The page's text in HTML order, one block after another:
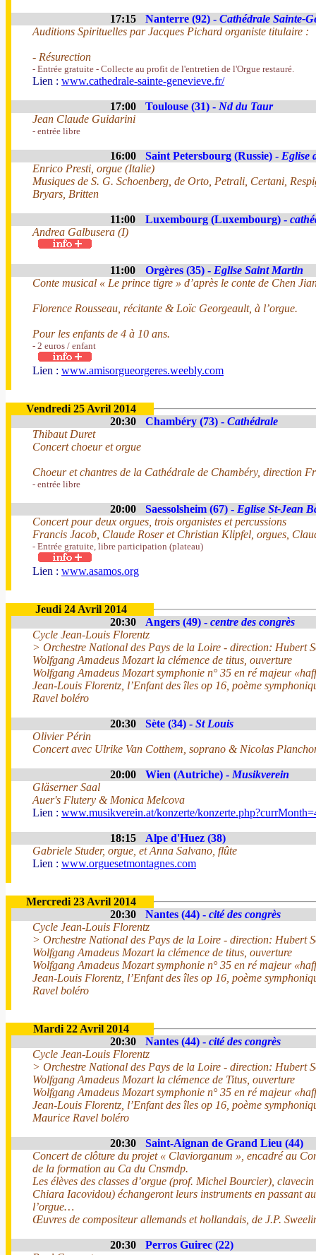
17:15 Nanterre (92) - Cathédrale Sainte-
Auditions Spirituelles par Jacques Pichard organiste titulaire :
- Résurection
- Entrée gratuite - Collecte au profit de l'entretien de l'Orgue restauré.
Lien : www.cathedrale-sainte-genevieve.fr/
17:00 Toulouse (31) - Nd du Taur
Jean Claude Guidarini
- entrée libre
16:00 Saint Petersbourg (Russie) - Eglise
Enrico Presti, orgue (Italie)
Musiques de S. G. Schoenberg, de Orto, Petrali, Certani,
Bryars, Britten
11:00 Luxembourg (Luxembourg) -
Andrea Galbusera (I)
11:00 Orgères (35) - Eglise Saint Martin
Conte musical « Le prince tigre » d’après le conte de Chen
Florence Rousseau, récitante & Loïc Georgeault, à l’orgue.
Pour les enfants de 4 à 10 ans.
- 2 euros / enfant
Lien : www.amisorgueorgeres.weebly.com
Vendredi 25 Avril 2014
20:30
Chambéry (73) - Cathédrale
Thibaut Duret
Concert choeur et orgue
Choeur et chantres de la Cathédrale de Chambéry, direction
- entrée libre
20:00 Saessolsheim (67) - Eglise St-Jean
Concert pour deux orgues, trois organistes et percussions
Francis Jacob, Claude Roser et Christian Klipfel, orgues,
- Entrée gratuite, libre participation (plateau)
Lien : www.asamos.org
Jeudi 24 Avril 2014
20:30
Angers (49) - centre des congrès
Cycle Jean-Louis Florentz
> Orchestre National des Pays de la Loire - direction: Hubert
Wolfgang Amadeus Mozart la clémence de titus, ouverture
Wolfgang Amadeus Mozart symphonie n° 35 en ré majeur
Jean-Louis Florentz, l’Enfant des îles op 16, poème
Ravel boléro
20:30 Sète (34) - St Louis
Olivier Périn
Concert avec Ulrike Van Cotthem, soprano & Nicolas
20:00 Wien (Autriche) - Musikverein
Gläserner Saal
Auer's Flutery & Monica Melcova
Lien : www.musikverein.at/konzerte/
18:15
Alpe d'Huez (38)
Gabriele Studer, orgue, et Anna Salvano, flûte
Lien : www.orguesetmontagnes.com
Mercredi 23 Avril 2014
20:30
Nantes (44) - cité des congrès
Cycle Jean-Louis Florentz
> Orchestre National des Pays de la Loire - direction: Hubert
Wolfgang Amadeus Mozart la clémence de titus, ouverture
Wolfgang Amadeus Mozart symphonie n° 35 en ré majeur
Jean-Louis Florentz, l’Enfant des îles op 16, poème
Ravel boléro
Mardi 22 Avril 2014
20:30
Nantes (44) - cité des congrès
Cycle Jean-Louis Florentz
> Orchestre National des Pays de la Loire - direction: Hubert
Wolfgang Amadeus Mozart la clémence de Titus, ouverture
Wolfgang Amadeus Mozart symphonie n° 35 en ré majeur
Jean-Louis Florentz, l’Enfant des îles op 16, poème
Maurice Ravel boléro
20:30
Saint-Aignan de Grand Lieu (44)
Concert de clôture du projet « Claviorganum », encadré au
de la formation au Ca du Cnsmdp.
Les élèves des classes d’orgue (prof. Michel Bourcier),
Chiara Iacovidou) échangeront leurs instruments en passant
l’orgue…
Œuvres de compositeur allemands et hollandais, de J.P.
20:30
Perros Guirec (22)